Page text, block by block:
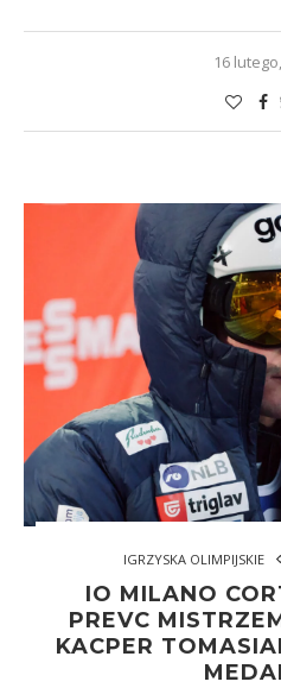
16
IGRZYSKA OLIMPIJSKIE
IO MILANO
PREVC
KACPER